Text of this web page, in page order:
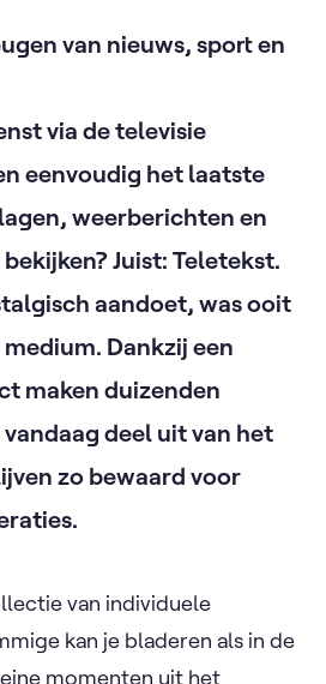
van nieuws, sport en
via de televisie
eenvoudig het laatste
weerberichten en
Juist: Teletekst.
aandoet, was ooit
Dankzij een
maken duizenden
deel uit van het
zo bewaard voor
van individuele
kan je bladeren als in de
momenten uit het